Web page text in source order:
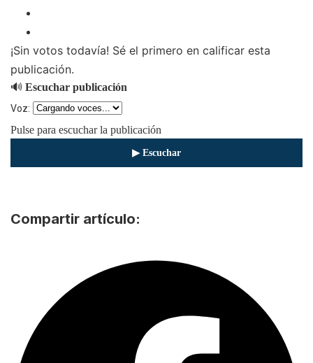
¡Sin votos todavía! Sé el primero en calificar esta
publicación.
🔊 Escuchar publicación
Voz:
Pulse para escuchar la publicación
▶ Escuchar
Compartir artículo: